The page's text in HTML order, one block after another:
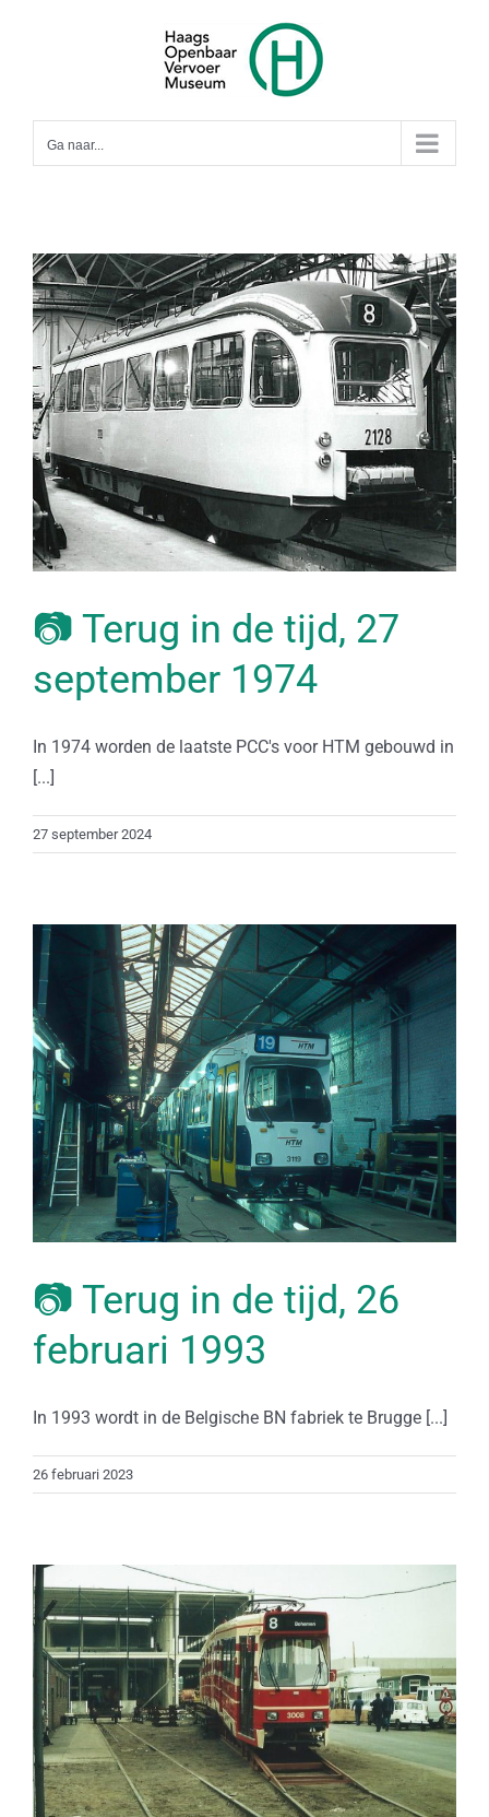
Ga naar...
📷 Terug in de tijd, 27
september 1974
In 1974 worden de laatste PCC's voor HTM gebouwd in
[...]
27 september 2024
📷 Terug in de tijd, 26
februari 1993
In 1993 wordt in de Belgische BN fabriek te Brugge [...]
26 februari 2023